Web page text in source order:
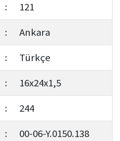
:
121
:
Ankara
:
Türkçe
:
16x24x1,5
:
244
: 00-06-Y.0150.138